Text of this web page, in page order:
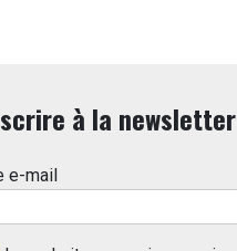
à la newsletter
e-mail